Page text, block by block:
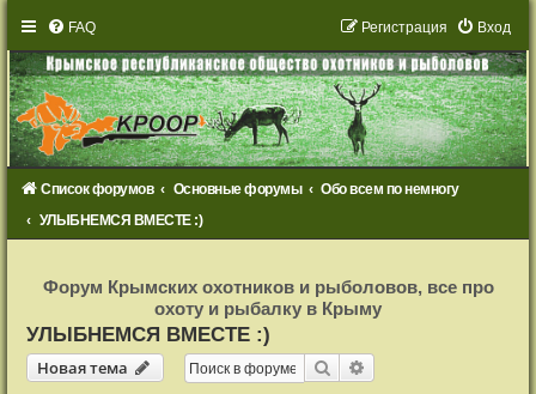
FAQ Вход
Регистрация
Список форумов Основные форумы
Обо всем по немногу
УЛЫБНЕМСЯ ВМЕСТЕ :)
с
т
р
а
ц
Форум Крымских охотников и рыболовов, все про
охоту и рыбалку в Крыму
УЛЫБНЕМСЯ ВМЕСТЕ :)
Новая тема
Новаятема Поиск